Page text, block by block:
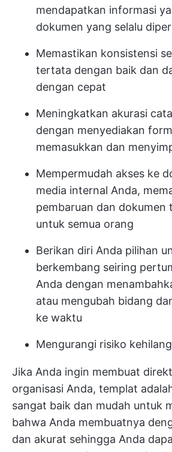
mendapatkan informasi
dokumen yang selalu
Memastikan konsistensi
tertata dengan baik dan
dengan cepat
Meningkatkan akurasi
dengan menyediakan
memasukkan dan
Mempermudah akses ke
media internal Anda,
pembaruan dan dokumen
untuk semua orang
Berikan diri Anda pilihan
berkembang seiring
Anda dengan
atau mengubah bidang
ke waktu
Mengurangi risiko
Jika Anda ingin membuat
organisasi Anda, templat
sangat baik dan mudah untuk
bahwa Anda membuatnya
dan akurat sehingga Anda